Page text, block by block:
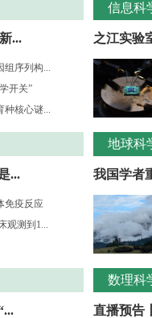
...
组序列构...
开关”
种核心谜...
...
免疫反应
观测到1...
信息科
之江实验
地球科
我国学者
数理科
直播预告